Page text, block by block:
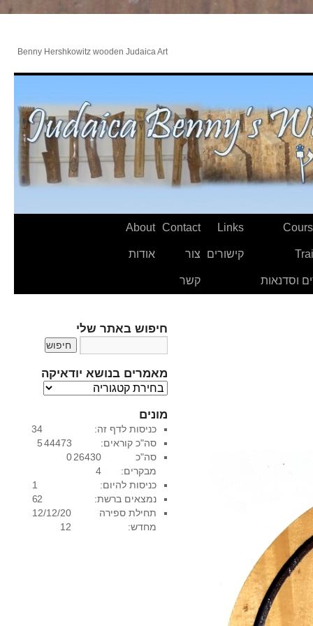
Benny Hershkowitz wooden Judaica Art
וסדנאות
Links
קישורים
Contact
צור
קשר
About
אודות
חיפוש באתר שלי
מאמרים בנושא יודאיקה
מ
מ
ר
י
ם
נ
ו
ש
מונים
34
5
כניסות לדף זה:
44473
0
סה"כ קוראים:
26430
4
סה"כ
מבקרים:
1
6
כניסות להיום:
2
נמצאים ברשת:
12/12/20
12
תחילת ספירה
מחדש: